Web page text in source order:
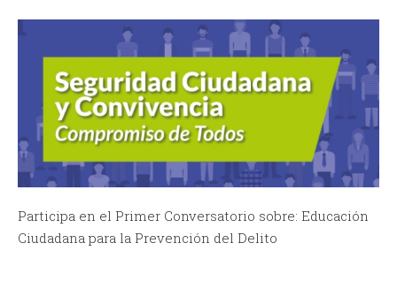
Participa en el Primer Conversatorio sobre: Educación
Ciudadana para la Prevención del Delito